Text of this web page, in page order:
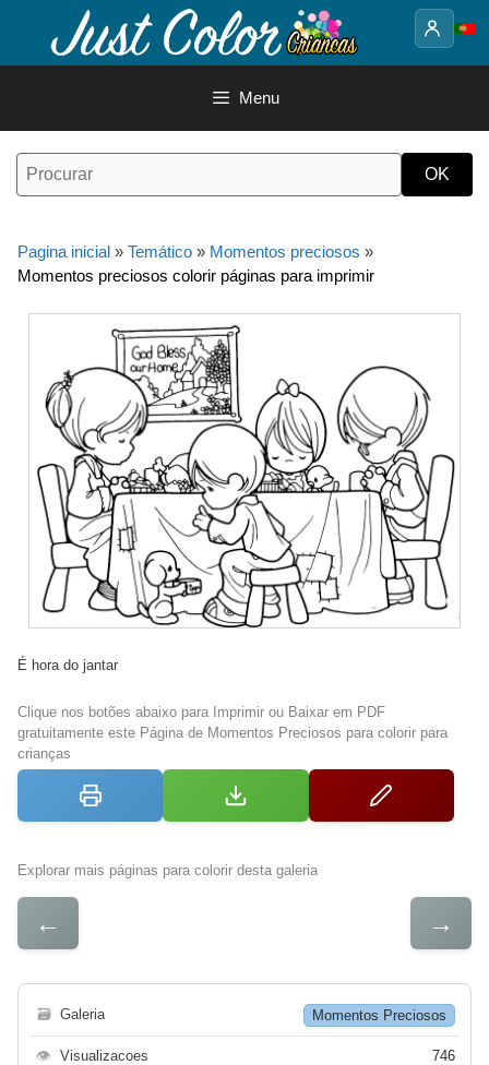
o
Menu
Pagina inicial » Temático » Momentos preciosos »
Momentos preciosos colorir páginas para imprimir
É hora do jantar
Clique nos botões abaixo para Imprimir ou Baixar em PDF
gratuitamente este Página de Momentos Preciosos para colorir para
crianças
Explorar mais páginas para colorir desta galeria
← →
🗃 Galeria Momentos Preciosos
👁 Visualizacoes 746